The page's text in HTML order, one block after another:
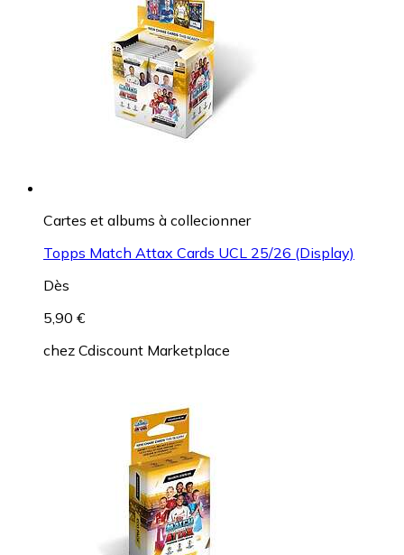
Cartes et albums à collecionner
Topps Match Attax Cards UCL 25/26 (Display)
Dès
5,90 €
chez Cdiscount Marketplace